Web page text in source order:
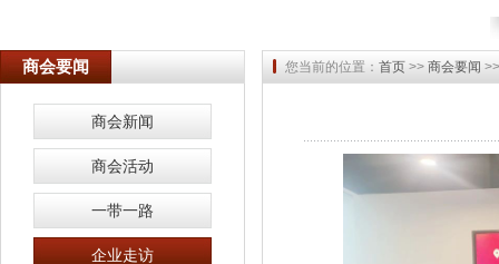
商会要闻 您当前的位置： 首页 >> 商会要闻
商会新闻
商会活动
一带一路
企业走访